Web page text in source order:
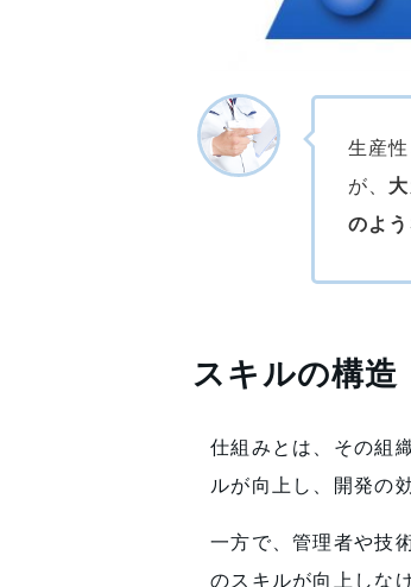
生産
が、
のよ
スキルの構造
仕組みとは、その組
ルが向上し、開発の
一方で、管理者や技
のスキルが向上しな